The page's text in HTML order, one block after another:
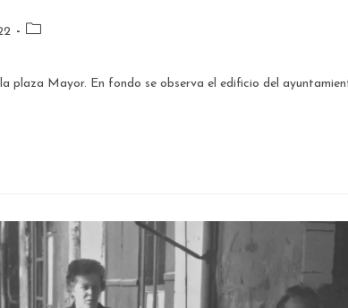
plaza Mayor. En fondo se observa el edificio del